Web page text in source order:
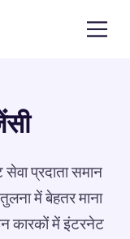
प्रदाता समान
में बेहतर माना
कारकों में इंटरनेट